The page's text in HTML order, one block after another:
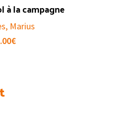
à la campagne
Marius
€